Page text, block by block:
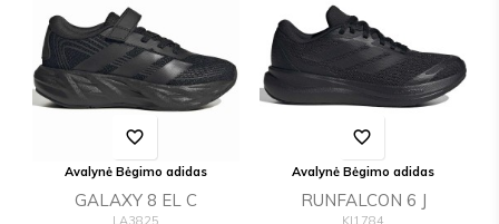
favorite_border
Avalynė Bėgimo adidas
GALAXY 8 EL C
LA3825
favorite_border
Avalynė Bėgimo adidas
RUNFALCON 6 J
KI1784